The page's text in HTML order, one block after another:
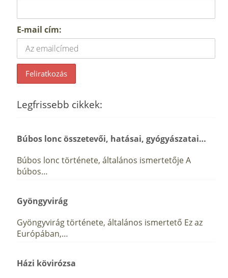
E-mail cím:
Legfrissebb cikkek:
Búbos lonc összetevői, hatásai, gyógyászatai…
Búbos lonc története, általános ismertetője A
búbos…
Gyöngyvirág
Gyöngyvirág története, általános ismertető Ez az
Európában,…
Házi kövirózsa